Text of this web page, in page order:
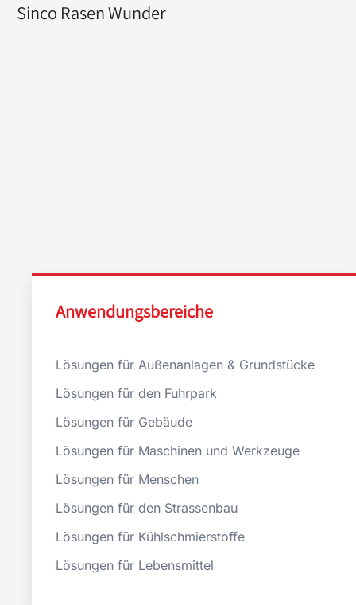
Sinco Rasen Wunder
Anwendungsbereiche
Lösungen für Außenanlagen & Grundstücke
Lösungen für den Fuhrpark
Lösungen für Gebäude
Lösungen für Maschinen und Werkzeuge
Lösungen für Menschen
Lösungen für den Strassenbau
Lösungen für Kühlschmierstoffe
Lösungen für Lebensmittel